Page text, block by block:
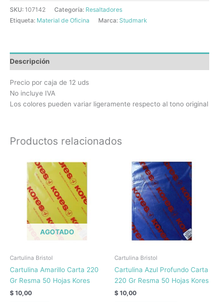
SKU: 107142 Categoría: Resaltadores
Etiqueta: Material de Oficina Marca: Studmark
Descripción
Precio por caja de 12 uds
No incluye IVA
Los colores pueden variar ligeramente respecto al tono original
Productos relacionados
AGOTADO
Cartulina Bristol
Cartulina Amarillo Carta 220
Gr Resma 50 Hojas Kores
$ 10,00
Cartulina Bristol
Cartulina Azul Profundo Carta
220 Gr Resma 50 Hojas Kores
$ 10,00